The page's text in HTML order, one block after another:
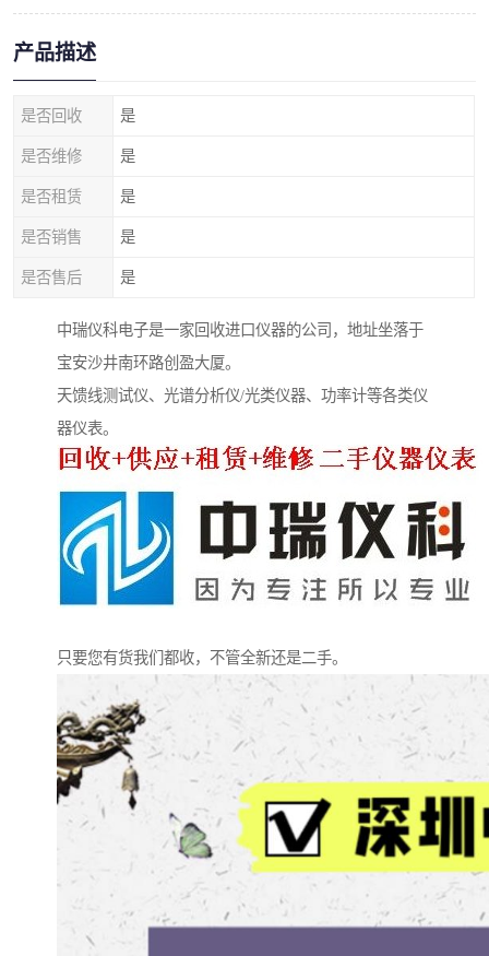
产品描述
是否回收 是
是否维修 是
是否租赁 是
是否销售 是
是否售后 是
中瑞仪科电子是一家回收进口仪器的公司，地址坐落于
宝安沙井南环路创盈大厦。
天馈线测试仪、光谱分析仪/光类仪器、功率计等各类仪
器仪表。
只要您有货我们都收，不管全新还是二手。